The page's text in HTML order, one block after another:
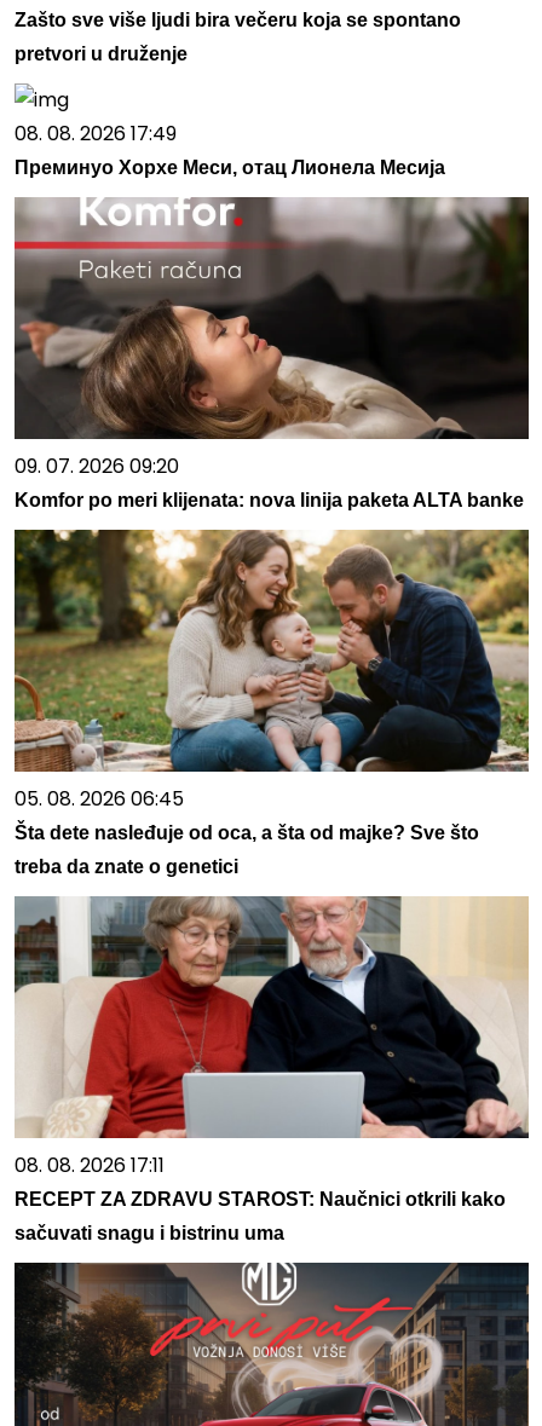
Zašto sve više ljudi bira večeru koja se spontano
pretvori u druženje
08. 08. 2026 17:49
Преминуо Хорхе Меси, отац Лионела Месија
09. 07. 2026 09:20
Komfor po meri klijenata: nova linija paketa ALTA banke
05. 08. 2026 06:45
Šta dete nasleđuje od oca, a šta od majke? Sve što
treba da znate o genetici
08. 08. 2026 17:11
RECEPT ZA ZDRAVU STAROST: Naučnici otkrili kako
sačuvati snagu i bistrinu uma